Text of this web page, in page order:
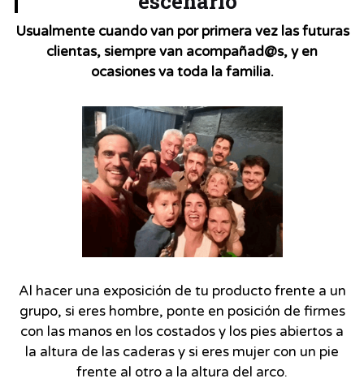
Usualmente cuando van por primera vez las futuras
clientas, siempre van acompañad@s, y en
ocasiones va toda la familia.
Al hacer una exposición de tu producto frente a un
grupo, si eres hombre, ponte en posición de firmes
con las manos en los costados y los pies abiertos a
la altura de las caderas y si eres mujer con un pie
frente al otro a la altura del arco.